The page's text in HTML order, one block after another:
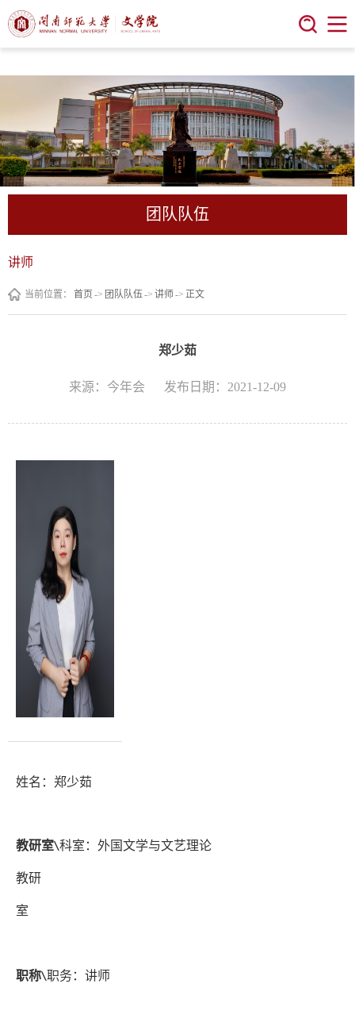
今年会 | 官方网站
团队队伍
讲师
当前位置： 首页 -> 团队队伍-> 讲师 -> 正文
郑少茹
来源：今年会 发布日期：2021-12-09
姓名： 郑少茹
教研室\科室： 外国文学与文艺理论
教研
室
职称\职务： 讲师